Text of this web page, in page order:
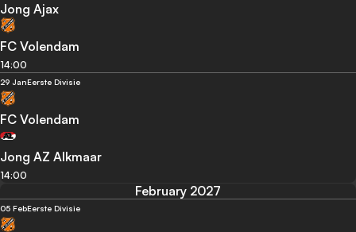
Jong Ajax
FC Volendam
14:00
29 JanEerste Divisie
FC Volendam
Jong AZ Alkmaar
14:00
February 2027
05 FebEerste Divisie